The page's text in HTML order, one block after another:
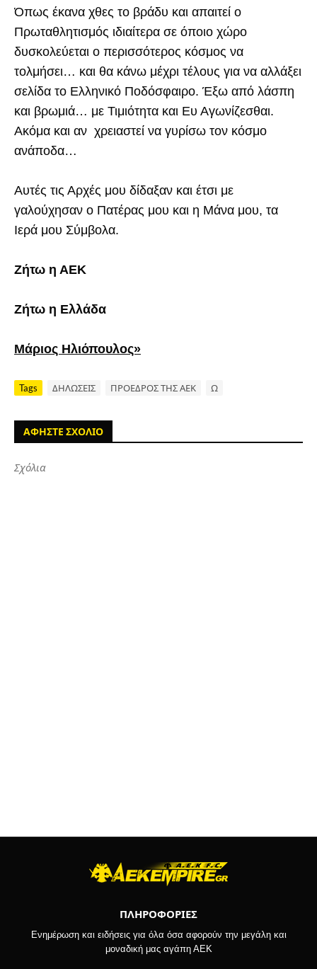
Όπως έκανα χθες το βράδυ και απαιτεί ο
Πρωταθλητισμός ιδιαίτερα σε όποιο χώρο
δυσκολεύεται ο περισσότερος κόσμος να
τολμήσει… και θα κάνω μέχρι τέλους για να αλλάξει
σελίδα το Ελληνικό Ποδόσφαιρο. Έξω από λάσπη
και βρωμιά… με Τιμιότητα και Ευ Αγωνίζεσθαι.
Ακόμα και αν χρειαστεί να γυρίσω τον κόσμο
ανάποδα…
Αυτές τις Αρχές μου δίδαξαν και έτσι με
γαλούχησαν ο Πατέρας μου και η Μάνα μου, τα
Ιερά μου Σύμβολα.
Ζήτω η ΑΕΚ
Ζήτω η Ελλάδα
Μάριος Ηλιόπουλος»
Tags ΔΗΛΩΣΕΙΣ ΠΡΟΕΔΡΟΣ ΤΗΣ ΑΕΚ Ω
ΑΦΗΣΤΕ ΣΧΟΛΙΟ
Σχόλια
ΠΛΗΡΟΦΟΡΙΕΣ
Ενημέρωση και ειδήσεις για όλα όσα αφορούν την μεγάλη και
μοναδική μας αγάπη ΑΕΚ